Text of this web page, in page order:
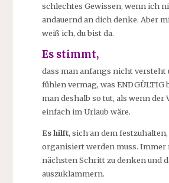
schlechtes Gewissen, wenn ich
andauernd an dich denke. Aber
weiß ich, du bist da.
Es stimmt,
dass man anfangs nicht versteht
fühlen vermag, was ENDGÜLTIG
man deshalb so tut, als wenn der
einfach im Urlaub wäre.
Es hilft, sich an dem festzuhalten,
organisiert werden muss. Immer
nächsten Schritt zu denken und
auszuklammern.